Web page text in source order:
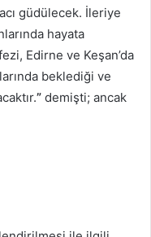
güdülecek. İleriye
hayata
Edirne ve Keşan’da
beklediği ve
” demişti; ancak